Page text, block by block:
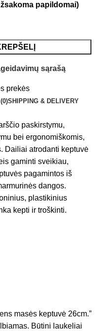
papildomai)
sąrašą
prekės
SHIPPING & DELIVERY
paskirstymu,
bei ergonomiškomis,
Dailiai atrodanti keptuvė
gaminti sveikiau,
pagamintos iš
dangos.
plastikinius
kepti ir troškinti.
masės keptuvė 26cm.”
Būtini laukeliai